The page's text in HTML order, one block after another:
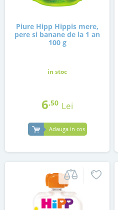
Piure Hipp Hippis mere,
pere si banane de la 1 an
100 g
in stoc
6,50 Lei
Adauga in cos